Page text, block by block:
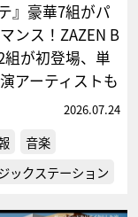
』豪華7組がパ
ンス！ZAZEN B
組が初登場、単
アーティストも
2026.07.24
音楽
ックステーション